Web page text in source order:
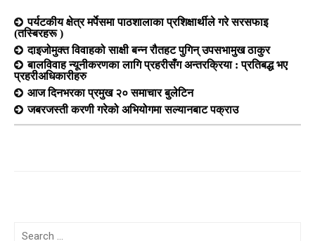
पर्यटकीय क्षेत्र मर्पेसमा पाठशालाका प्रशिक्षार्थीले गरे सरसफाइ
(तस्बिरहरू )
दाइजोमुक्त विवाहको साक्षी बन्न रौतहट पुगिन् उपसभामुख ठाकुर
बालविवाह न्यूनीकरणका लागि प्रहरीसँग अन्तरक्रिया : प्रतिबद्ध भए
प्रहरीअधिकारीहरु
आज दिनभरका प्रमुख २० समाचार बुलेटिन
जबरजस्ती करणी गरेको अभियोगमा सल्यानबाट पक्राउ
Search